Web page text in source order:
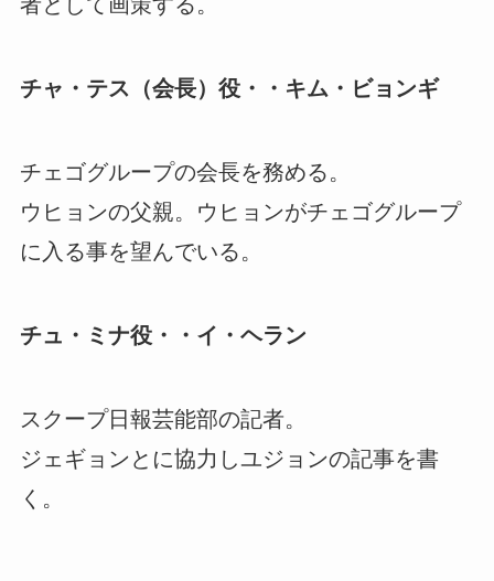
者として画策する。
チャ・テス（会長）役・・キム・ビョンギ
チェゴグループの会長を務める。
ウヒョンの父親。ウヒョンがチェゴグループ
に入る事を望んでいる。
チュ・ミナ役・・イ・ヘラン
スクープ日報芸能部の記者。
ジェギョンとに協力しユジョンの記事を書
く。